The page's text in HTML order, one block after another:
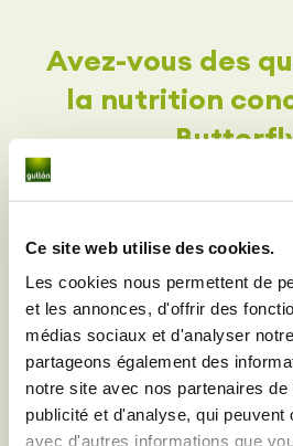
Ce site web utilise des cookies.
Les cookies nous permettent de
et les annonces, d'offrir des
médias sociaux et d'analyser
partageons également des
notre site avec nos partenaires
publicité et d'analyse, qui
avec d'autres informations que
Avez-vous des
la nutrition
suivante